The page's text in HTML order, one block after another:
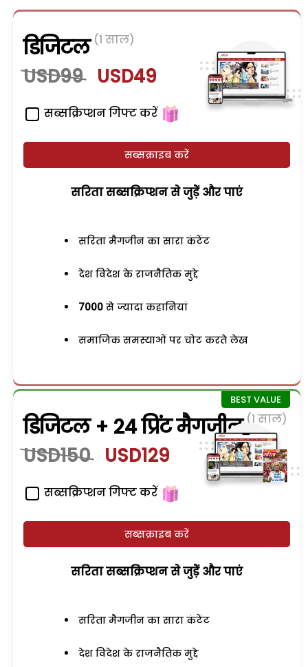
डिजिटल (1 साल)
USD99 USD49
सब्सक्रिप्शन गिफ्ट करें
सब्सक्राइब करें
सरिता सब्सक्रिप्शन से जुड़ेें और पाएं
सरिता मैगजीन का सारा कंटेंट
देश विदेश के राजनैतिक मुद्दे
7000 से ज्यादा कहानियां
समाजिक समस्याओं पर चोट करते लेख
डिजिटल + 24 प्रिंट मैगजीन (1 साल)
USD150 USD129
सब्सक्रिप्शन गिफ्ट करें
सब्सक्राइब करें
सरिता सब्सक्रिप्शन से जुड़ेें और पाएं
सरिता मैगजीन का सारा कंटेंट
देश विदेश के राजनैतिक मुद्दे